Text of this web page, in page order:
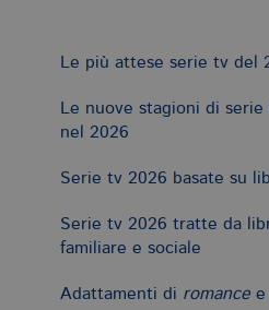
Le più attese serie tv del
Le nuove stagioni di
nel 2026
Serie tv 2026 basate su
Serie tv 2026 tratte da
familiare e sociale
Adattamenti di romance e